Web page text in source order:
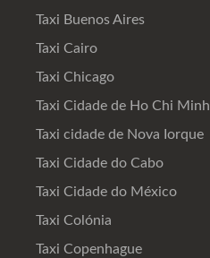
Taxi Buenos Aires
Taxi Cairo
Taxi Chicago
Taxi Cidade de Ho Chi Minh
Taxi cidade de Nova Iorque
Taxi Cidade do Cabo
Taxi Cidade do México
Taxi Colónia
Taxi Copenhague